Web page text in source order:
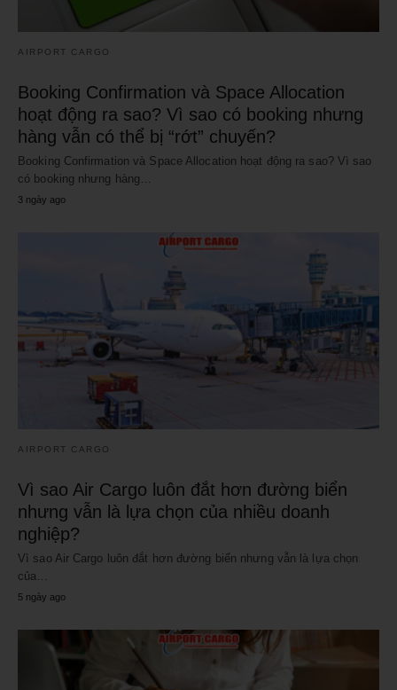
AIRPORT CARGO
Booking Confirmation và Space Allocation
hoạt động ra sao? Vì sao có booking nhưng
hàng vẫn có thể bị “rớt” chuyến?
Booking Confirmation và Space Allocation hoạt động ra sao? Vì sao
có booking nhưng hàng…
3 ngày ago
AIRPORT CARGO
Vì sao Air Cargo luôn đắt hơn đường biển
nhưng vẫn là lựa chọn của nhiều doanh
nghiệp?
Vì sao Air Cargo luôn đắt hơn đường biển nhưng vẫn là lựa chọn
của…
5 ngày ago